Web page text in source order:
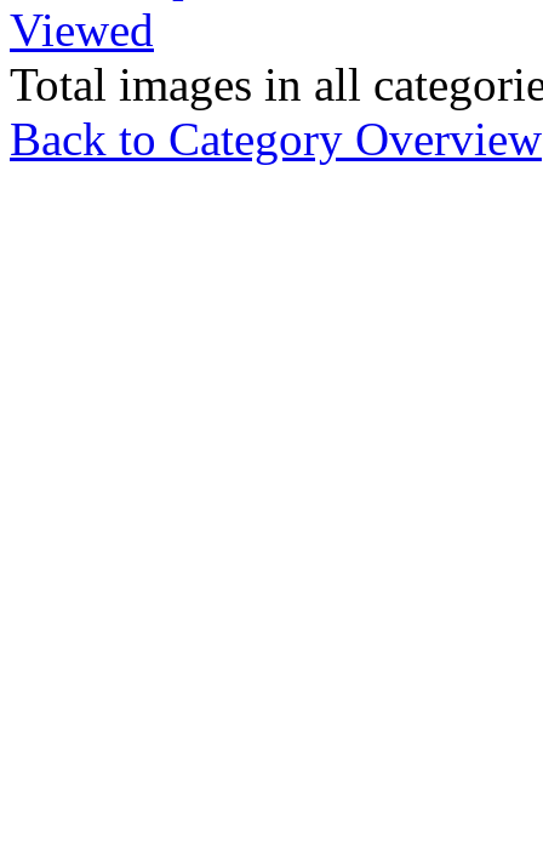
Viewed
Total images in all
Back to Category Overview